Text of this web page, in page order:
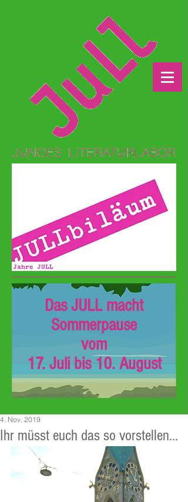
Das JULL macht
Sommerpause
vom
17. Juli bis 10. August
Ihr müsst euch das so vorstellen...
4. Nov. 2019